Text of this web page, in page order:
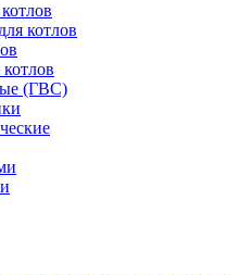
котлов
(ГВС)